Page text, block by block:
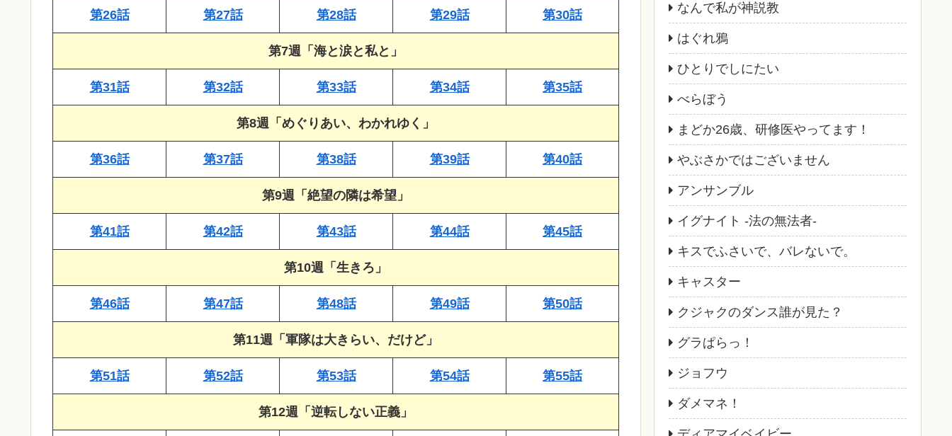
第26話 第27話 第28話 第29話 第30話
第7週「海と涙と私と」
第31話 第32話 第33話 第34話 第35話
第8週「めぐりあい、わかれゆく」
第36話 第37話 第38話 第39話 第40話
第9週「絶望の隣は希望」
第41話 第42話 第43話 第44話 第45話
第10週「生きろ」
第46話 第47話 第48話 第49話 第50話
第11週「軍隊は大きらい、だけど」
第51話 第52話 第53話 第54話 第55話
第12週「逆転しない正義」
なんで私が神説教
はぐれ鴉
ひとりでしにたい
べらぼう
まどか26歳、研修医やってます！
やぶさかではございません
アンサンブル
イグナイト -法の無法者-
キスでふさいで、バレないで。
キャスター
クジャクのダンス誰が見た？
グラぱらっ！
ジョフウ
ダメマネ！